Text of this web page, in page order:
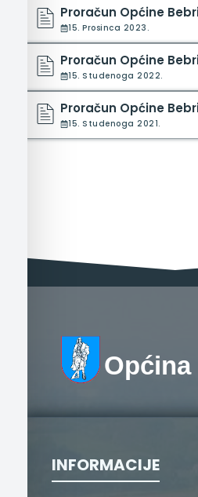
Proračun Općine
15. Prosinca 2023.
Proračun Općine
15. Studenoga 2022.
Proračun Općine
15. Studenoga 2021.
INFORMACIJE